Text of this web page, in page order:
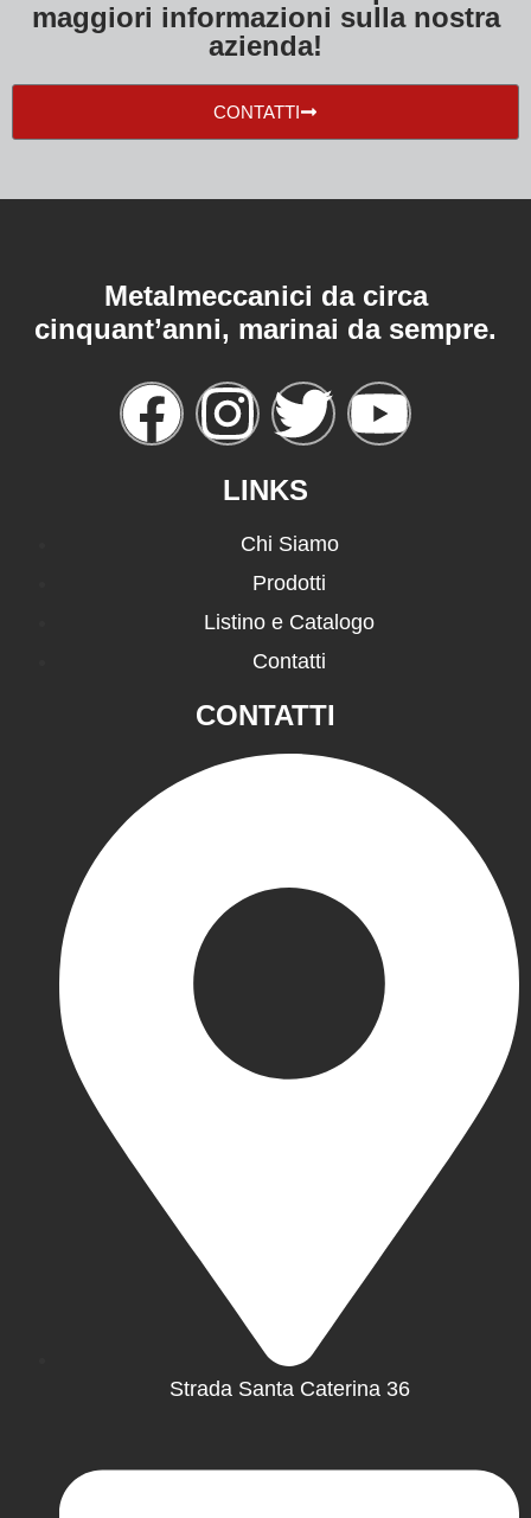
maggiori informazioni sulla nostra
azienda!
CONTATTI
Metalmeccanici da circa
cinquant’anni, marinai da sempre.
LINKS
Chi Siamo
Prodotti
Listino e Catalogo
Contatti
CONTATTI
Strada Santa Caterina 36